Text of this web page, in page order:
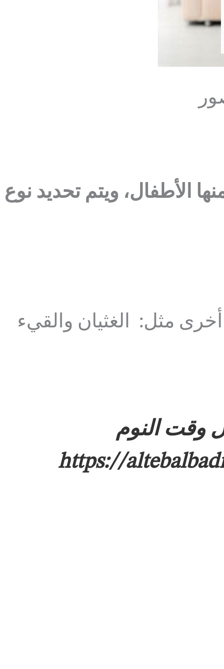
الأطفال، ويتم تحديد نوع
مثل: الغثيان والقيء
وقت النوم
https://